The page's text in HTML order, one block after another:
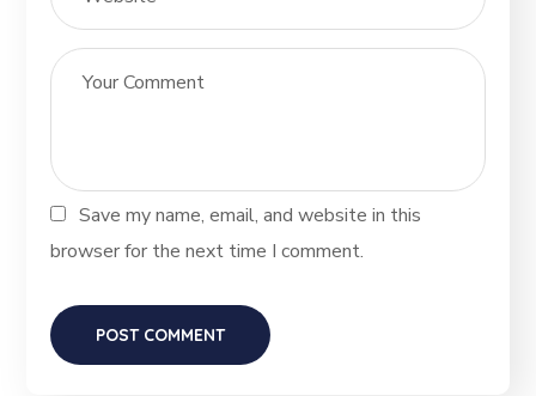
Save my name, email, and website in this
browser for the next time I comment.